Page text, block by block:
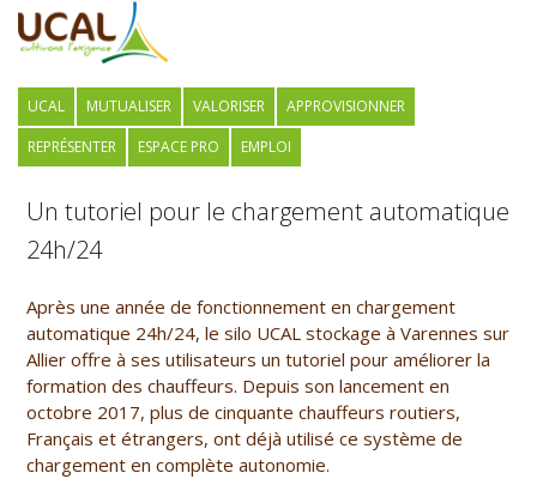
UCAL MUTUALISER VALORISER
APPROVISIONNER
REPRÉSENTER
ESPACE PRO EMPLOI
Un tutoriel pour le chargement automatique
24h/24
Après une année de fonctionnement en chargement
automatique 24h/24, le silo UCAL stockage à Varennes sur
Allier offre à ses utilisateurs un tutoriel pour améliorer la
formation des chauffeurs. Depuis son lancement en
octobre 2017, plus de cinquante chauffeurs routiers,
Français et étrangers, ont déjà utilisé ce système de
chargement en complète autonomie.